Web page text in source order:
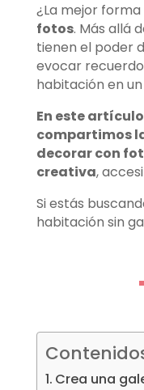
¿La mejor
fotos. Más allá
tienen el poder
evocar
habitación en
En este
compartimos
decorar con
creativa,
Si estás
habitación sin
Crea una